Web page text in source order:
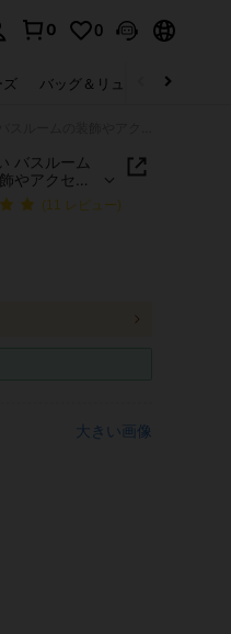
0 0
ズ バッグ＆リュック
バスルーム
やアクセサ
ション、女
(11 レビュー)
大きい画像